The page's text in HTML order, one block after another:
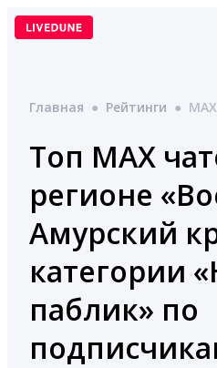
Перейти
Главная ● Рейтинги ● MAX
Топ MAX
регионе
Амурский
категории
паблик» по